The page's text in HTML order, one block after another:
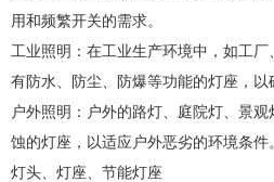
用和频繁开关的需求。
工业照明：在工业生产环境中，如工
有防水、防尘、防爆等功能的灯座，以
户外照明：户外的路灯、庭院灯、景
蚀的灯座，以适应户外恶劣的环境条件。
灯头、灯座、节能灯座